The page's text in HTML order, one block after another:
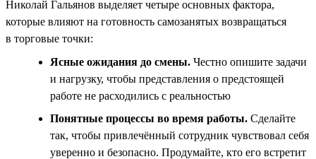
Николай Гальянов выделяет четыре основных фактора,
которые влияют на готовность самозанятых возвращаться
в торговые точки:
Ясные ожидания до смены. Честно опишите задачи
и нагрузку, чтобы представления о предстоящей
работе не расходились с реальностью
Понятные процессы во время работы. Сделайте
так, чтобы привлечённый сотрудник чувствовал себя
уверенно и безопасно. Продумайте, кто его встретит